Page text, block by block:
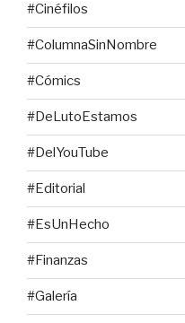
#Cinéfilos
#ColumnaSinNombre
#Cómics
#DeLutoEstamos
#DelYouTube
#Editorial
#EsUnHecho
#Finanzas
#Galería